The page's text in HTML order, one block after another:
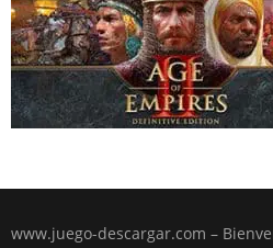
www.juego-descargar.com –